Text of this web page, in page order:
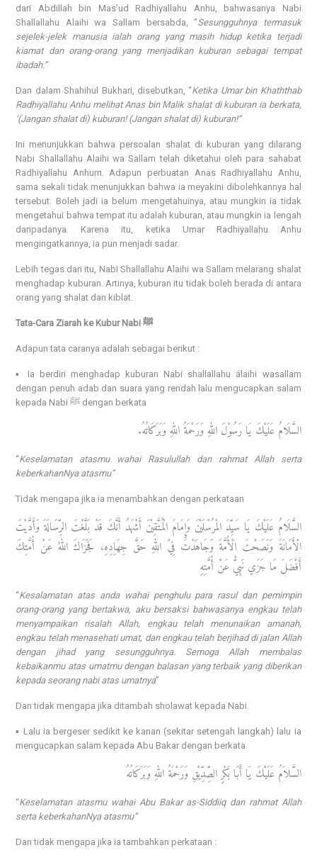
dari Abdillah bin Mas’ud Radhiyallahu Anhu, bahwasanya Nabi
Shallallahu Alaihi wa Sallam bersabda, “Sesungguhnya termasuk
sejelek-jelek manusia ialah orang yang masih hidup ketika terjadi
kiamat dan orang-orang yang menjadikan kuburan sebagai tempat
ibadah.”
Dan dalam Shahihul Bukhari, disebutkan, “Ketika Umar bin Khaththab
Radhiyallahu Anhu melihat Anas bin Malik shalat di kuburan ia berkata,
‘(Jangan shalat di) kuburan! (Jangan shalat di) kuburan!”
Ini menunjukkan bahwa persoalan shalat di kuburan yang dilarang
Nabi Shallallahu Alaihi wa Sallam telah diketahui oleh para sahabat
Radhiyallahu Anhum. Adapun perbuatan Anas Radhiyallahu Anhu,
sama sekali tidak menunjukkan bahwa ia meyakini dibolehkannya hal
tersebut. Boleh jadi ia belum mengetahuinya, atau mungkin ia tidak
mengetahui bahwa tempat itu adalah kuburan, atau mungkin ia lengah
daripadanya. Karena itu, ketika Umar Radhiyallahu Anhu
mengingatkannya, ia pun menjadi sadar.
Lebih tegas dari itu, Nabi Shallallahu Alaihi wa Sallam melarang shalat
menghadap kuburan. Artinya, kuburan itu tidak boleh berada di antara
orang yang shalat dan kiblat.
Tata-Cara Ziarah ke Kubur Nabi ﷺ
Adapun tata caranya adalah sebagai berikut :
▪️ Ia berdiri menghadap kuburan Nabi shallallahu álaihi wasallam
dengan penuh adab dan suara yang rendah lalu mengucapkan salam
kepada Nabi ﷺ dengan berkata
السَّلَامُ عَلَيْكَ يَا رَسُوْلَ اللهِ وَرَحْمَةُ اللهِ وَبَرَكَاتُهُ.
“Keselamatan atasmu wahai Rasulullah dan rahmat Allah serta
keberkahanNya atasmu”
Tidak mengapa jika ia menambahkan dengan perkataan
السَّلَامُ عَلَيْكَ يَا سَيِّدَ المْرُسْلَيْنَ وَإِمَامَ الْمُتَّقِيْنَ أَشْهَدُ أَنَّكَ قَدْ بَلَّغْتَ الرِّسَالَةَ وَأَدَّيْتَ
الْأَمَانَةَ وَنَصَحْتَ الْأُمَّةَ وَجَاهَدْتَ فِيْ اللهِ حَقَّ جِهَاِدِهِ، فَجَزَاكَ اللهُ عَنْ أُمَّتِكَ
أَفْضَلَ مَا جَزَي نَبِيٌّ عَنْ أُمَّتِهِ
“Kesalamatan atas anda wahai penghulu para rasul dan pemimpin
orang-orang yang bertakwa, aku bersaksi bahwasanya engkau telah
menyampaikan risalah Allah, engkau telah menunaikan amanah,
engkau telah menasehati umat, dan engkau telah berjihad di jalan Allah
dengan jihad yang sesungguhnya. Semoga Allah membalas
kebaikanmu atas umatmu dengan balasan yang terbaik yang diberikan
kepada seorang nabi atas umatnya”
Dan tidak mengapa jika ditambah sholawat kepada Nabi.
▪️ Lalu ia bergeser sedikit ke kanan (sekitar setengah langkah) lalu ia
mengucapkan salam kepada Abu Bakar dengan berkata
السَّلاَمُ عَلَيْكَ يَا أَبَا بَكْرٍ الصِّدِّيْقِ وَرَحْمَةُ اللهِ وَبَرَكَاتُهُ
“Keselamatan atasmu wahai Abu Bakar as-Siddiiq dan rahmat Allah
serta keberkahanNya atasmu”
Dan tidak mengapa jika ia tambahkan perkataan :